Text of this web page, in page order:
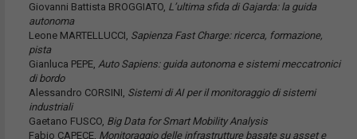
Giovanni Battista BROGGIATO, L’ultima sfida di Gajarda: la guida
autonoma
Leone MARTELLUCCI, Sapienza Fast Charge: ricerca, formazione,
pista
Gianluca PEPE, Auto Sapiens: guida autonoma e sistemi meccatronici
di bordo
Alessandro CORSINI, Sistemi di AI per il monitoraggio di sistemi
industriali
Gaetano FUSCO, Big Data for Smart Mobility Analysis
Fabio CAPECE, Monitoraggio delle infrastrutture basate su asset e